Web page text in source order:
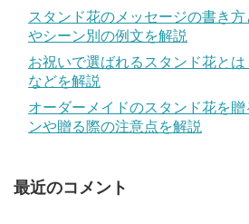
スタンド花のメッセージの書き
やシーン別の例文を解説
お祝いで選ばれるスタンド花と
などを解説
オーダーメイドのスタンド花を
ンや贈る際の注意点を解説
最近のコメント